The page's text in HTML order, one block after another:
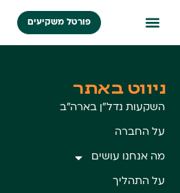
פורטל משקיעים
ניווט באתר
השקעות נדל״ן בארה״ב
על החברה
מה אנחנו עושים
על התהליך